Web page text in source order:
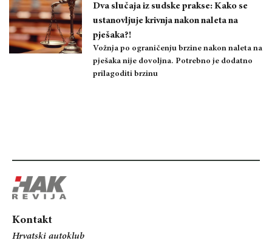
Dva slučaja iz sudske prakse: Kako se
ustanovljuje krivnja nakon naleta na
pješaka?!
Vožnja po ograničenju brzine nakon naleta na
pješaka nije dovoljna. Potrebno je dodatno
prilagoditi brzinu
Kontakt
Hrvatski autoklub